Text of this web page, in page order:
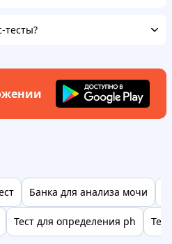
тесты?
Банка для анализа мочи
Тест для определения ph